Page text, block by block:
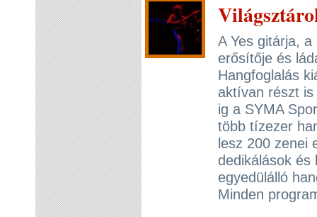
A Yes gitárja,
erősítője és
Hangfoglalás
aktívan részt
ig a SYMA
több tízezer
lesz 200 zenei
dedikálások és
egyedülálló
Minden